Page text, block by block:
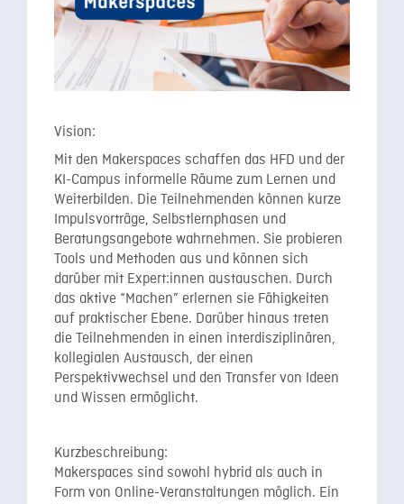
Vision:
Mit den Makerspaces schaffen das HFD und der
KI-Campus informelle Räume zum Lernen und
Weiterbilden. Die Teilnehmenden können kurze
Impulsvorträge, Selbstlernphasen und
Beratungsangebote wahrnehmen. Sie probieren
Tools und Methoden aus und können sich
darüber mit Expert:innen austauschen. Durch
das aktive “Machen” erlernen sie Fähigkeiten
auf praktischer Ebene. Darüber hinaus treten
die Teilnehmenden in einen interdisziplinären,
kollegialen Austausch, der einen
Perspektivwechsel und den Transfer von Ideen
und Wissen ermöglicht.
Kurzbeschreibung:
Makerspaces sind sowohl hybrid als auch in
Form von Online-Veranstaltungen möglich. Ein